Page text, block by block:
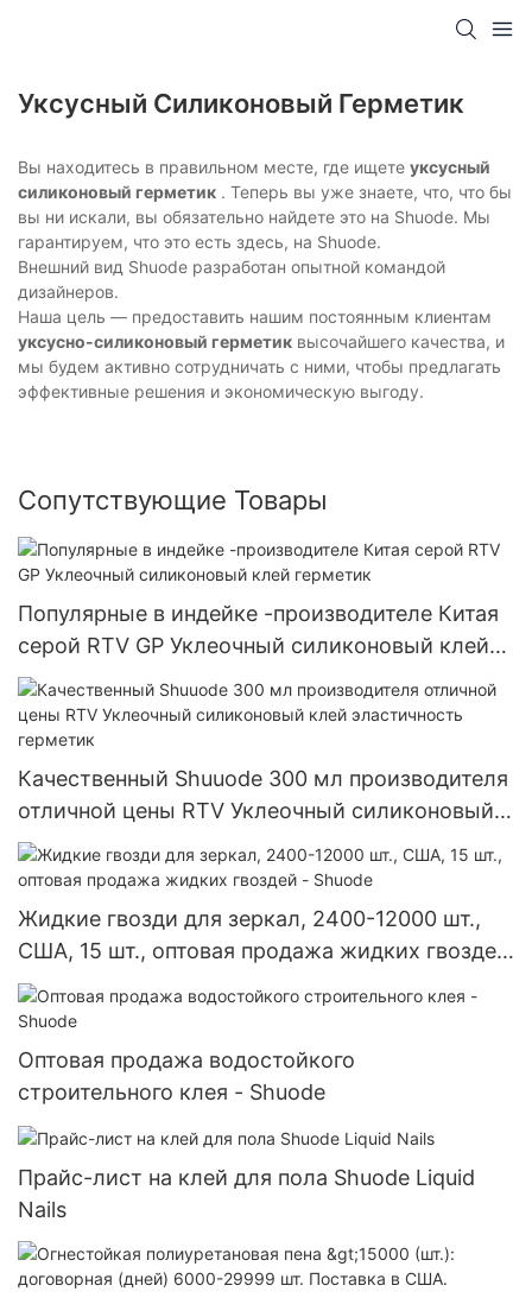
Уксусный Силиконовый Герметик
Вы находитесь в правильном месте, где ищете уксусный
силиконовый герметик . Теперь вы уже знаете, что, что бы
вы ни искали, вы обязательно найдете это на Shuode. Мы
гарантируем, что это есть здесь, на Shuode.
Внешний вид Shuode разработан опытной командой
дизайнеров.
Наша цель — предоставить нашим постоянным клиентам
уксусно-силиконовый герметик высочайшего качества, и
мы будем активно сотрудничать с ними, чтобы предлагать
эффективные решения и экономическую выгоду.
Сопутствующие Товары
Популярные в индейке -производителе Китая
серой RTV GP Уклеочный силиконовый клей
герметик
Качественный Shuuode 300 мл производителя
отличной цены RTV Уклеочный силиконовый
клей эластичность герметик
Жидкие гвозди для зеркал, 2400-12000 шт.,
США, 15 шт., оптовая продажа жидких гвоздей
- Shuode
Оптовая продажа водостойкого
строительного клея - Shuode
Прайс-лист на клей для пола Shuode Liquid
Nails